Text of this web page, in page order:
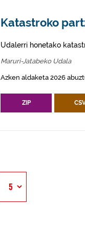
Katastroko
Udalerri honetako
Maruri-Jatabeko Udala
Azken aldaketa 2026
ZIP